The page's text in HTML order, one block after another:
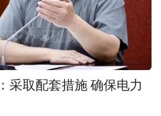
采取配套措施 确保电力